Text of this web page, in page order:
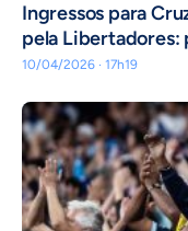
Ingressos para
pela Libertadores:
10/04/2026 · 17h19